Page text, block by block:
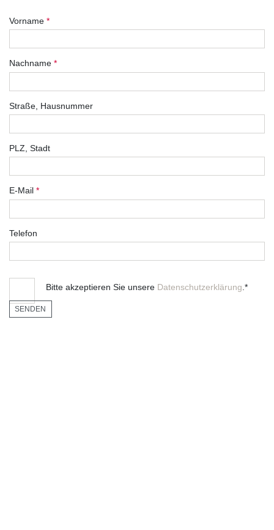
Vorname *
Nachname *
Straße, Hausnummer
PLZ, Stadt
E-Mail *
Telefon
Bitte akzeptieren Sie unsere Datenschutzerklärung .*
SENDEN